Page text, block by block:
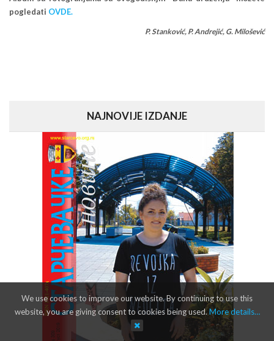
pogledati OVDE.
P. Stanković, P. Andrejić, G. Milošević
NAJNOVIJE IZDANJE
We use cookies to improve our website. By continuing to use this
website, you are giving consent to cookies being used.More details…